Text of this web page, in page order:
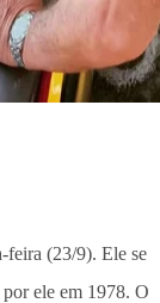
feira (23/9). Ele se
ele em 1978. O